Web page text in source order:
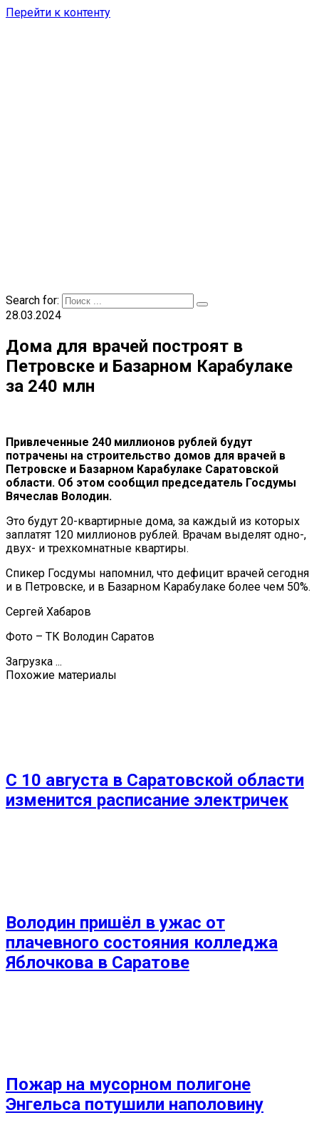
Перейти к контенту
Search for:
28.03.2024
Дома для врачей построят в
Петровске и Базарном Карабулаке
за 240 млн
Привлеченные 240 миллионов рублей будут
потрачены на строительство домов для врачей в
Петровске и Базарном Карабулаке Саратовской
области. Об этом сообщил председатель Госдумы
Вячеслав Володин.
Это будут 20-квартирные дома, за каждый из которых
заплатят 120 миллионов рублей. Врачам выделят одно-,
двух- и трехкомнатные квартиры.
Спикер Госдумы напомнил, что дефицит врачей сегодня
и в Петровске, и в Базарном Карабулаке более чем 50%.
Сергей Хабаров
Фото – ТК Володин Саратов
Загрузка ...
Похожие материалы
С 10 августа в Саратовской области
изменится расписание электричек
Володин пришёл в ужас от
плачевного состояния колледжа
Яблочкова в Саратове
Пожар на мусорном полигоне
Энгельса потушили наполовину